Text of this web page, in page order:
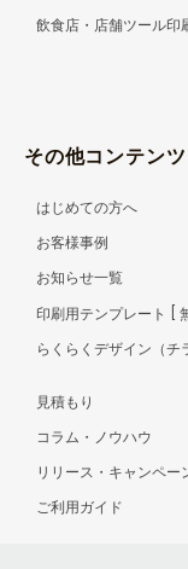
飲食店・店舗ツール印
その他コンテン
はじめての方へ
お客様事例
お知らせ一覧
印刷用テンプレート
らくらくデザイン（チ
見積もり
コラム・ノウハウ
リリース・キャンペー
ご利用ガイド